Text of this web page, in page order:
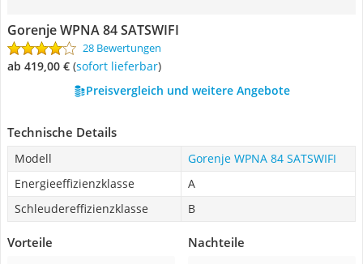
Gorenje WPNA 84 SATSWIFI
28 Bewertungen
ab 419,00 € ( Sofort lieferbar)
Preisvergleich und weitere Angebote
Technische Details
Modell
Gorenje WPNA 84 SATSWIFI
Energieeffizienzklasse
A
Schleudereffizienzklasse
B
Vorteile Nachteile